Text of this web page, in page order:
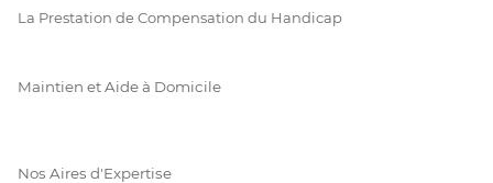
La Prestation de Compensation du Handicap
Maintien et Aide à Domicile
Nos Aires d'Expertise